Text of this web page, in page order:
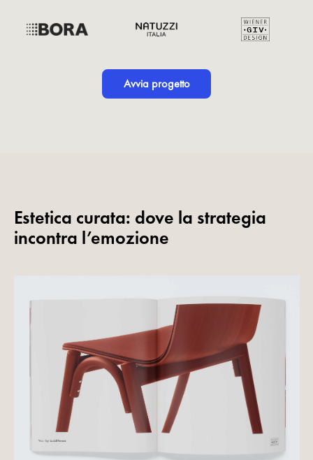
Avvia progetto
Estetica curata: dove la strategia
incontra l’emozione